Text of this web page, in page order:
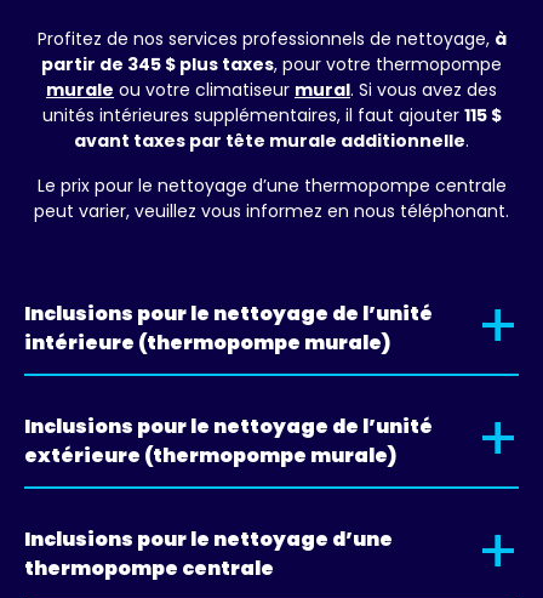
Profitez de nos services professionnels de nettoyage, à
partir de 345 $ plus taxes, pour votre thermopompe
murale ou votre climatiseur mural. Si vous avez des
unités intérieures supplémentaires, il faut ajouter 115 $
avant taxes par tête murale additionnelle.
Le prix pour le nettoyage d’une thermopompe centrale
peut varier, veuillez vous informez en nous téléphonant.
Inclusions pour le nettoyage de l’unité
intérieure (thermopompe murale)
+
Inclusions pour le nettoyage de l’unité
extérieure (thermopompe murale)
+
Inclusions pour le nettoyage d’une
thermopompe centrale
+